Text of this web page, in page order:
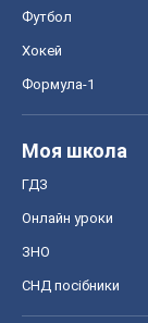
Футбол
Хокей
Формула-1
Моя школа
ГДЗ
Онлайн уроки
ЗНО
СНД посібники